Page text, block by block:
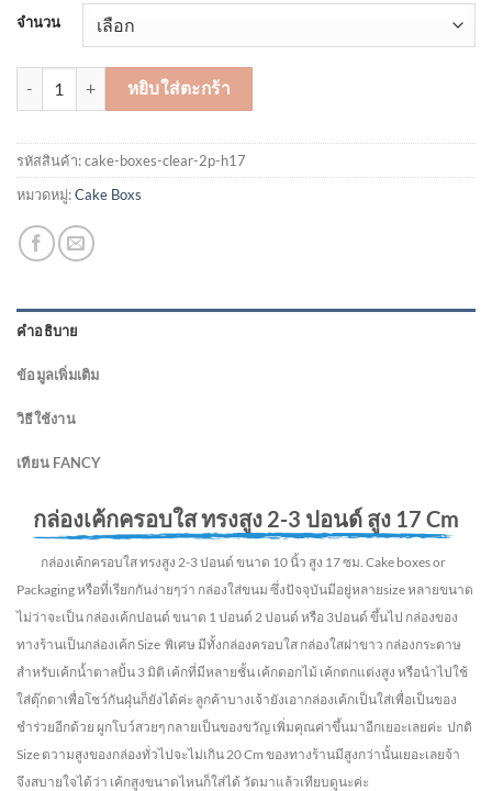
จำนวน
จำนวน กล่องเค้กครอบใส ทรงสูง 2-3 ปอนด์ สูง 17 Cm ชิ้น
หยิบใส่ตะกร้า
รหัสสินค้า:cake-boxes-clear-2p-h17
หมวดหมู่:Cake Boxs
คำอธิบาย
ข้อมูลเพิ่มเติม
วิธีใช้งาน
เทียน FANCY
กล่องเค้กครอบใส ทรงสูง 2-3 ปอนด์ สูง 17 Cm
กล่องเค้กครอบใส ทรงสูง 2-3 ปอนด์ ขนาด 10 นิ้ว สูง 17 ซม. Cake boxes or
Packaging หรือที่เรียกกันง่ายๆว่า กล่องใส่ขนม ซึ่งปัจจุบันมีอยู่หลายsize หลายขนาด
ไม่ว่าจะเป็น กล่องเค้กปอนด์ ขนาด 1 ปอนด์ 2 ปอนด์ หรือ 3ปอนด์ ขึ้นไป กล่องของ
ทางร้านเป็นกล่องเค้ก Size พิเศษ มีทั้งกล่องครอบใส กล่องใสฝาขาว กล่องกระดาษ
สำหรับเค้กน้ำตาลปั้น 3 มิติ เค้กที่มีหลายชั้น เค้กดอกไม้ เค้กตกแต่งสูง หรือนำไปใช้
ใส่ตุ๊กตาเพื่อโชว์กันฝุ่นก็ยังได้ค่ะ ลูกค้าบางเจ้ายังเอากล่องเค้กเป็นใส่เพื่อเป็นของ
ชำร่วยอีกด้วย ผูกโบว์สวยๆ กลายเป็นของขวัญ เพิ่มคุณค่าขึ้นมาอีกเยอะเลยค่ะ ปกติ
Size ตวามสูงของกล่องทั่วไปจะไม่เกิน 20 Cm ของทางร้านมีสูงกว่านั้นเยอะเลยจ้า
จึงสบายใจได้ว่า เค้กสูงขนาดไหนก็ใส่ได้ วัดมาแล้วเทียบดูนะค่ะ